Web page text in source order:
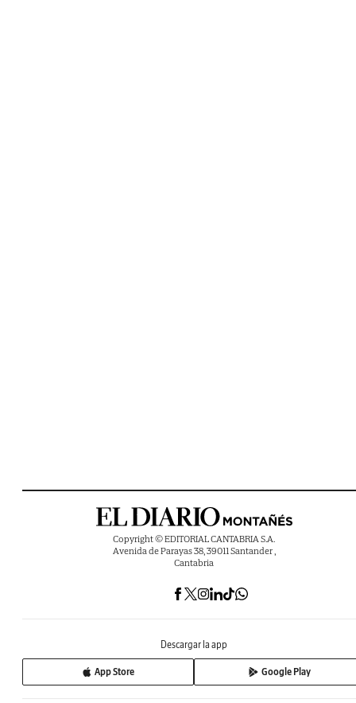
Copyright © EDITORIAL CANTABRIA S.A.
Avenida de Parayas 38, 39011 Santander ,
Cantabria
Descargar la app
App Store Google Play